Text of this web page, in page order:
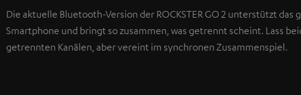
Die aktuelle Bluetooth-Version der ROCKSTER GO 2 unterstützt
Smartphone und bringt so zusammen, was getrennt scheint. Lass
getrennten Kanälen, aber vereint im synchronen Zusammenspiel.